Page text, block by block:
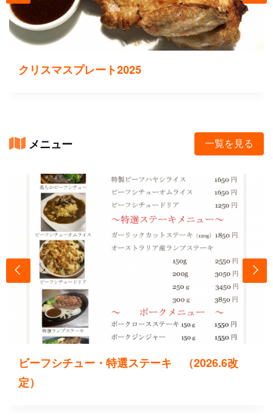
クリスマスプレート2025
メニュー 一覧を見る
ビーフシチュー・特選ステーキ （2026.6改
定）